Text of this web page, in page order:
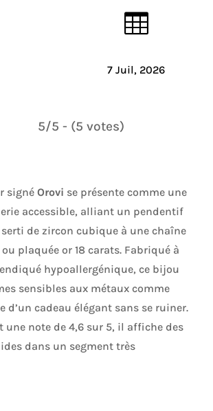

7 Juil, 2026
5/5 - (5 votes)
signé Orovi se présente comme une
accessible, alliant un pendentif
de zircon cubique à une chaîne
plaquée or 18 carats. Fabriqué à
hypoallergénique, ce bijou
sensibles aux métaux comme
d’un cadeau élégant sans se ruiner.
une note de 4,6 sur 5, il affiche des
dans un segment très